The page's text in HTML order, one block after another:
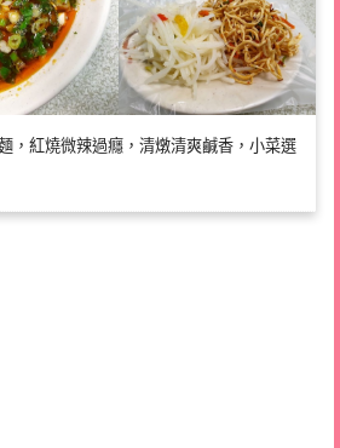
，紅燒微辣過癮，清燉清爽鹹香，小菜選